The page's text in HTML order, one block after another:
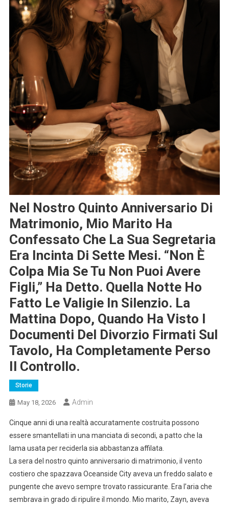
Nel Nostro Quinto Anniversario Di
Matrimonio, Mio Marito Ha
Confessato Che La Sua Segretaria
Era Incinta Di Sette Mesi. “Non È
Colpa Mia Se Tu Non Puoi Avere
Figli,” Ha Detto. Quella Notte Ho
Fatto Le Valigie In Silenzio. La
Mattina Dopo, Quando Ha Visto I
Documenti Del Divorzio Firmati Sul
Tavolo, Ha Completamente Perso
Il Controllo.
Storie
May 18, 2026 Admin
Cinque anni di una realtà accuratamente costruita possono
essere smantellati in una manciata di secondi, a patto che la
lama usata per reciderla sia abbastanza affilata.
La sera del nostro quinto anniversario di matrimonio, il vento
costiero che spazzava Oceanside City aveva un freddo salato e
pungente che avevo sempre trovato rassicurante. Era l’aria che
sembrava in grado di ripulire il mondo. Mio marito, Zayn, aveva